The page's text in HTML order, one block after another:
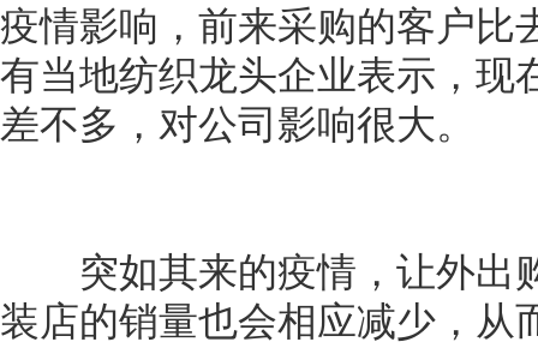
疫情影响，前来采购的客户比
有当地纺织龙头企业表示，现
差不多，对公司影响很大。
突如其来的疫情，让外出
装店的销量也会相应减少，从